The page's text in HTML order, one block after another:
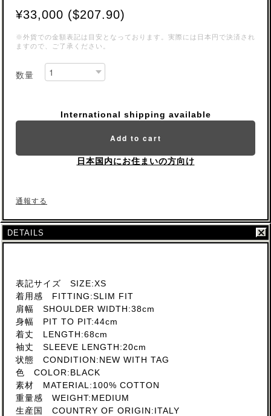
¥33,000 ($207.90)
※外貨での金額表記は目安となっております。実際には日本円で決済され
ますので、ご了承ください。
数量
International shipping available
Add to cart
日本国内にお住まいの方向け
通報する
DETAILS
表記サイズ SIZE:XS
着用感 FITTING:SLIM FIT
肩幅 SHOULDER WIDTH:38cm
身幅 PIT TO PIT:44cm
着丈 LENGTH:68cm
袖丈 SLEEVE LENGTH:20cm
状態 CONDITION:NEW WITH TAG
色 COLOR:BLACK
素材 MATERIAL:100% COTTON
重量感 WEIGHT:MEDIUM
生産国 COUNTRY OF ORIGIN:ITALY